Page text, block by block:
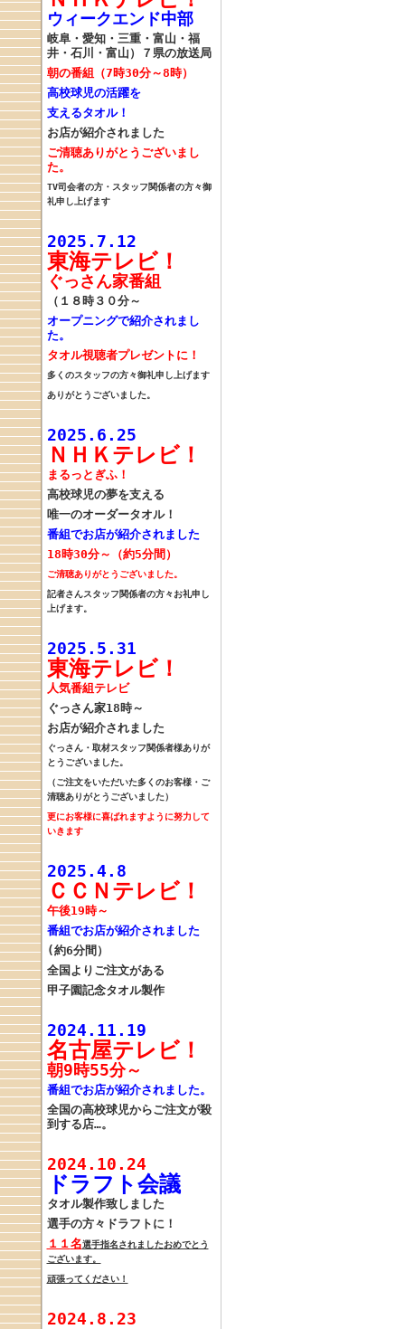
ウィークエンド中部
岐阜・愛知・三重・富山・福
井・石川・富山）７県の放送局
朝の番組（7時30分～8時）
高校球児の活躍を
支えるタオル！
お店が紹介されました
ご清聴ありがとうございまし
た。
TV司会者の方・スタッフ関係者の方々御
礼申し上げます
2025.7.12
東海テレビ！
ぐっさん家番組
（１８時３０分～
オープニングで紹介されまし
た。
タオル視聴者プレゼントに！
多くのスタッフの方々御礼申し上げます
ありがとうございました。
2025.6.25
ＮＨＫテレビ！
まるっとぎふ！
高校球児の夢を支える
唯一のオーダータオル！
番組でお店が紹介されました
18時30分～（約5分間）
ご清聴ありがとうございました。
記者さんスタッフ関係者の方々お礼申し
上げます。
2025.5.31
東海テレビ！
人気番組テレビ
ぐっさん家18時～
お店が紹介されました
ぐっさん・取材スタッフ関係者様ありが
とうございました。
（ご注文をいただいた多くのお客様・ご
清聴ありがとうございました）
更にお客様に喜ばれますように努力して
いきます
2025.4.8
ＣＣＮテレビ！
午後19時～
番組でお店が紹介されました
(約6分間）
全国よりご注文がある
甲子園記念タオル製作
2024.11.19
名古屋テレビ！
朝9時55分～
番組でお店が紹介されました。
全国の高校球児からご注文が殺
到する店…。
2024.10.24
ドラフト会議
タオル製作致しました
選手の方々 ドラフトに！
１１名選手指名されましたおめでとう
ございます。
頑張ってください！
2024.8.23